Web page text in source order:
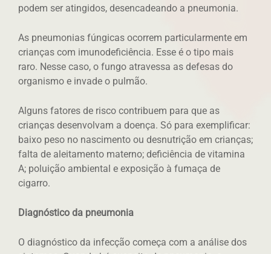
podem ser atingidos, desencadeando a pneumonia.
As pneumonias fúngicas ocorrem particularmente em
crianças com imunodeficiência. Esse é o tipo mais
raro. Nesse caso, o fungo atravessa as defesas do
organismo e invade o pulmão.
Alguns fatores de risco contribuem para que as
crianças desenvolvam a doença. Só para exemplificar:
baixo peso no nascimento ou desnutrição em crianças;
falta de aleitamento materno; deficiência de vitamina
A; poluição ambiental e exposição à fumaça de
cigarro.
Diagnóstico da pneumonia
O diagnóstico da infecção começa com a análise dos